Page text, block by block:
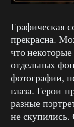
Графическая
прекрасна.
что
отдельных
фотографии,
глаза. Герои
разные
не скупились.